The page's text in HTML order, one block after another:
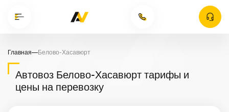
Главная—Белово-Хасавюрт
Автовоз Белово-Хасавюрт тарифы и
цены на перевозку